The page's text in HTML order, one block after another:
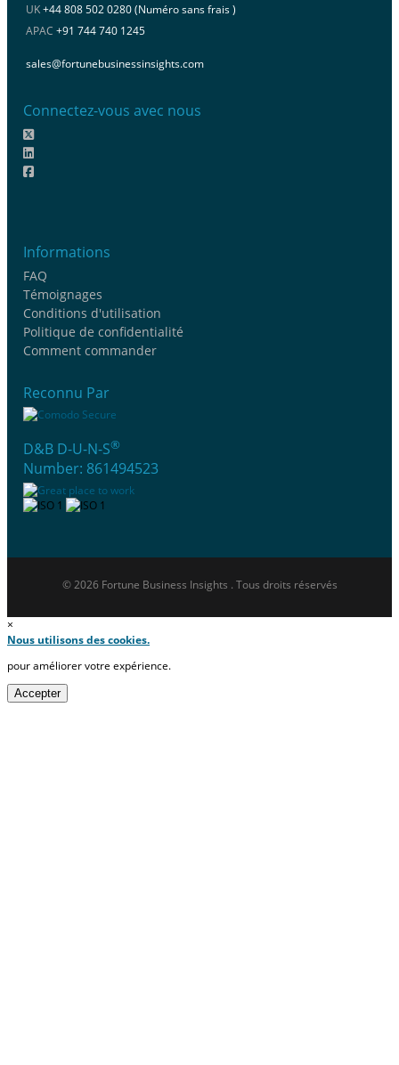
UK+44 808 502 0280 (Numéro sans frais )
APAC +91 744 740 1245
sales@fortunebusinessinsights.com
Connectez-vous avec nous
Informations
FAQ
Témoignages
Conditions d'utilisation
Politique de confidentialité
Comment commander
Reconnu Par
D&B D-U-N-S®
Number: 861494523
© 2026 Fortune Business Insights . Tous droits réservés
×
Nous utilisons des cookies.
pour améliorer votre expérience.
Accepter